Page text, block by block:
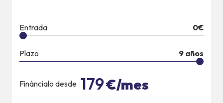
Entrada 0€
Plazo 9 años
Fináncialo desde 179€/mes